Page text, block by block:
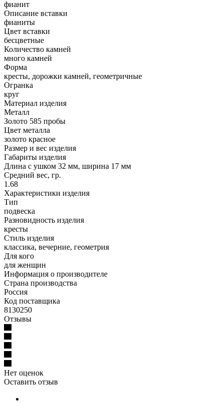
фианит
Описание вставки
фианиты
Цвет вставки
бесцветные
Количество камней
много камней
Форма
кресты, дорожки камней, геометричные
Огранка
круг
Материал изделия
Металл
Золото 585 пробы
Цвет металла
золото красное
Размер и вес изделия
Габариты изделия
Длина с ушком 32 мм, ширина 17 мм
Средний вес, гр.
1.68
Характеристики изделия
Тип
подвеска
Разновидность изделия
кресты
Стиль изделия
классика, вечерние, геометрия
Для кого
для женщин
Информация о производителе
Страна производства
Россия
Код поставщика
8130250
Отзывы
Нет оценок
Оставить отзыв